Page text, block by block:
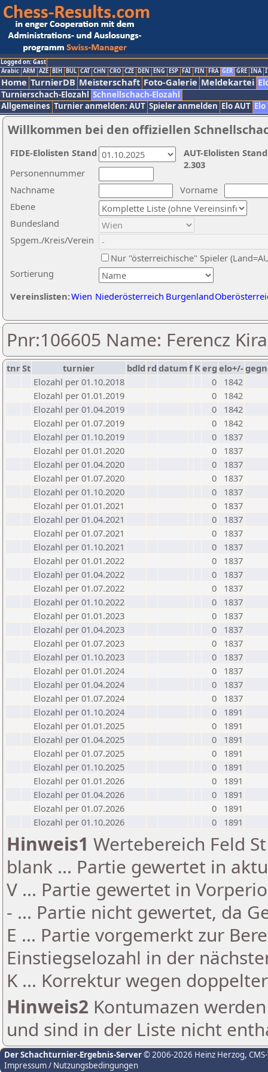
Logged on: Gast
Arabic ARM AZE BIH BUL CAT CHN CRO CZE DEN ENG ESP FAI FIN FRA GER GRE INA
Home TurnierDB Meisterschaft Foto-Galerie Meldekartei
Turnierschach-Elozahl Schnellschach-Elozahl
Allgemeines Turnier anmelden: AUT Spieler anmelden Elo AUT
Willkommen bei den offiziellen
Nachname
Vorname
Ebene
Sortierung
Personennummer
Bundesland
Spgem./Kreis/Verein
Nur "österreichische" Spieler
Vereinslisten:Wien Niederösterreich Burgenland
AUT-Elolisten
2.303
FIDE-Elolisten Stand
Pnr:106605 Name: Ferencz
tnrSt turnier bdld rd datumf Kerg elo+/-
Elozahl per 01.10.2018
0
1842
Elozahl per 01.01.2019
0
1842
Elozahl per 01.04.2019
0
1842
Elozahl per 01.07.2019
0
1842
Elozahl per 01.10.2019
0
1837
Elozahl per 01.01.2020
0
1837
Elozahl per 01.04.2020
0
1837
Elozahl per 01.07.2020
0
1837
Elozahl per 01.10.2020
0
1837
Elozahl per 01.01.2021
0
1837
Elozahl per 01.04.2021
0
1837
Elozahl per 01.07.2021
0
1837
Elozahl per 01.10.2021
0
1837
Elozahl per 01.01.2022
0
1837
Elozahl per 01.04.2022
0
1837
Elozahl per 01.07.2022
0
1837
Elozahl per 01.10.2022
0
1837
Elozahl per 01.01.2023
0
1837
Elozahl per 01.04.2023
0
1837
Elozahl per 01.07.2023
0
1837
Elozahl per 01.10.2023
0
1837
Elozahl per 01.01.2024
0
1837
Elozahl per 01.04.2024
0
1837
Elozahl per 01.07.2024
0
1837
Elozahl per 01.10.2024
0
1891
Elozahl per 01.01.2025
0
1891
Elozahl per 01.04.2025
0
1891
Elozahl per 01.07.2025
0
1891
Elozahl per 01.10.2025
0
1891
Elozahl per 01.01.2026
0
1891
Elozahl per 01.04.2026
0
1891
Elozahl per 01.07.2026
0
1891
Elozahl per 01.10.2026
0 1891
Hinweis1 Wertebereich Feld
blank ... Partie gewertet in
V ... Partie gewertet in
- ... Partie nicht gewertet, da
E ... Partie vorgemerkt zur
Einstiegselozahl in der
K ... Korrektur wegen
Hinweis2 Kontumazen
und sind in der Liste nicht
Der Schachturnier-Ergebnis-Server© 2006-2026 Heinz Herzog,
Impressum / Nutzungsbedingungen